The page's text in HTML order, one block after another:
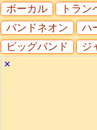
ボーカル
トラン
バンドネオン
ハ
ビッグバンド
ジ
✕